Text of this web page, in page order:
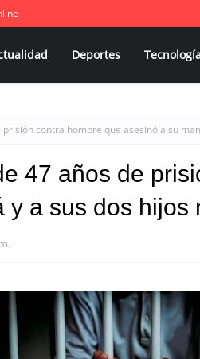
Deportes
contra hombre que asesinó a su
47 años de
y a sus dos hijos